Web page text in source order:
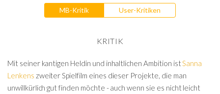
MB-Kritik User-Kritiken
KRITIK
Mit seiner kantigen Heldin und inhaltlichen Ambition ist Sanna
Lenkens zweiter Spielfilm eines dieser Projekte, die man
unwillkürlich gut finden möchte - auch wenn sie es nicht leicht